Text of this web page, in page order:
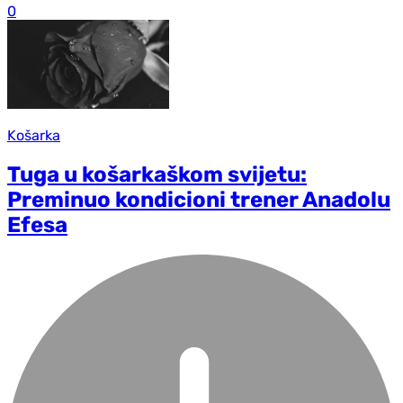
0
Košarka
Tuga u košarkaškom svijetu:
Preminuo kondicioni trener Anadolu
Efesa